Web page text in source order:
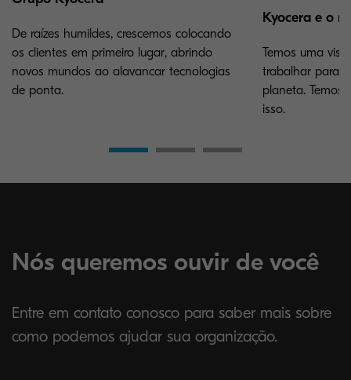
De raízes humildes, crescemos colocando
os clientes em primeiro lugar, abrindo
novos mundos ao alavancar tecnologias
de ponta.
Kyocera e o
Temos uma
trabalhar para
planeta. Temos
isso.
Nós queremos ouvir de você
Entre em contato conosco para saber mais sobre
como podemos ajudar sua organização.